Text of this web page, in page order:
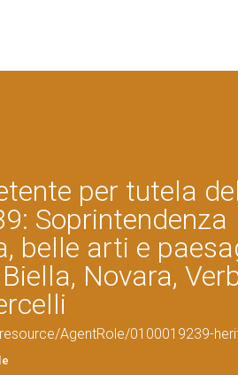
per tutela
Soprintendenza
belle arti e
Novara,
AgentRole/0100019239-